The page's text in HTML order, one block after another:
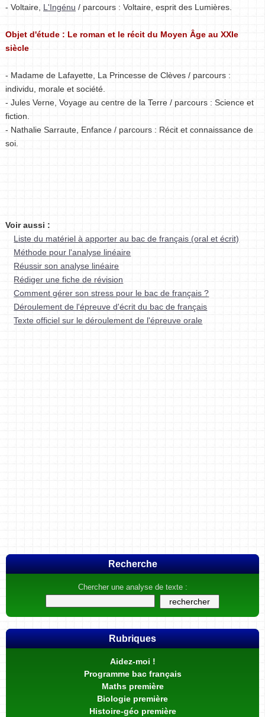
Recherche
Chercher une analyse de texte :
Rubriques
Aidez-moi !
Programme bac français
Maths première
Biologie première
Histoire-géo première
- Voltaire, L'Ingénu / parcours : Voltaire, esprit des Lumières.
Objet d'étude : Le roman et le récit du Moyen Âge au XXIe
siècle
- Madame de Lafayette, La Princesse de Clèves / parcours :
individu, morale et société.
- Jules Verne, Voyage au centre de la Terre / parcours : Science et
fiction.
- Nathalie Sarraute, Enfance / parcours : Récit et connaissance de
soi.
Voir aussi :
Liste du matériel à apporter au bac de français (oral et écrit)
Méthode pour l'analyse linéaire
Réussir son analyse linéaire
Rédiger une fiche de révision
Comment gérer son stress pour le bac de français ?
Déroulement de l'épreuve d'écrit du bac de français
Texte officiel sur le déroulement de l'épreuve orale